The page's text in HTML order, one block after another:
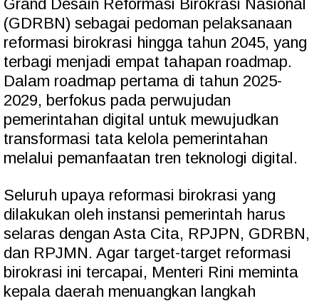
Grand Desain Reformasi Birokrasi Nasional
(GDRBN) sebagai pedoman pelaksanaan
reformasi birokrasi hingga tahun 2045, yang
terbagi menjadi empat tahapan roadmap.
Dalam roadmap pertama di tahun 2025-
2029, berfokus pada perwujudan
pemerintahan digital untuk mewujudkan
transformasi tata kelola pemerintahan
melalui pemanfaatan tren teknologi digital.
Seluruh upaya reformasi birokrasi yang
dilakukan oleh instansi pemerintah harus
selaras dengan Asta Cita, RPJPN, GDRBN,
dan RPJMN. Agar target-target reformasi
birokrasi ini tercapai, Menteri Rini meminta
kepala daerah menuangkan langkah